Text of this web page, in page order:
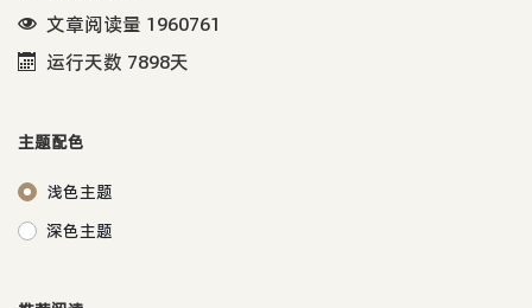
文章阅读量 1960761
运行天数 7898天
主题配色
浅色主题
深色主题